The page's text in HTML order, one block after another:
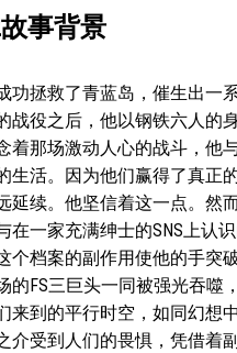
故事背景
功拯救了青蓝岛，催生出一
战役之后，他以钢铁六人的
着那场激动人心的战斗，他
生活。因为他们赢得了真正
延续。他坚信着这一点。然
在一家充满绅士的SNS上认
个档案的副作用使他的手突
的FS三巨头一同被强光吞噬
来到的平行时空，如同幻想
介受到人们的畏惧，凭借着